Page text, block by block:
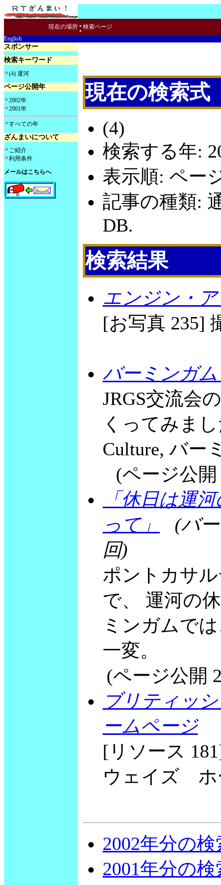
現在の場所 : 検索ページ
English
スポンサー
検索キーワード
(4) 運河
ページ公開年
2002年
2001年
すべての年
ざんまいについて
ご紹介
利用条件
メールはこちらへ
現在の検索式
(4)
検索する年:
表示順: ペー
記事の種類:
DB.
検索結果
エンジン・
[お写真 235]
バーミンガ
JRGS交流会
くってみま
Culture, バー
(ページ公開
「休日は運
って」
(バ
回)
ポントカサ
で、 運河の
ミンガムで
一変。
(ページ公開
ブリティッ
ームページ
[リソース
ウェイズ ホ
2002年分の
2001年分の